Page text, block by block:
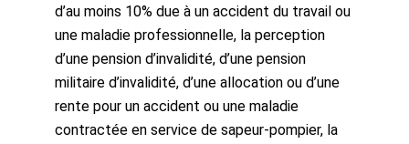
d’au moins 10% due à un accident du travail ou
une maladie professionnelle, la perception
d’une pension d’invalidité, d’une pension
militaire d’invalidité, d’une allocation ou d’une
rente pour un accident ou une maladie
contractée en service de sapeur-pompier, la